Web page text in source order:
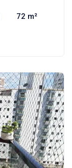
72 m²